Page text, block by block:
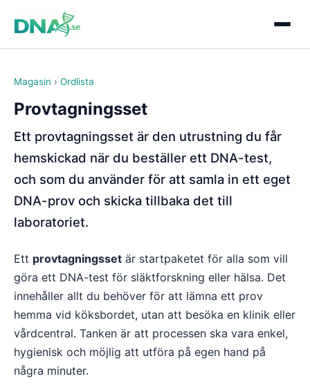
Magasin › Ordlista
Provtagningsset
Ett provtagningsset är den utrustning du får
hemskickad när du beställer ett DNA-test,
och som du använder för att samla in ett eget
DNA-prov och skicka tillbaka det till
laboratoriet.
Ett provtagningsset är startpaketet för alla som vill
göra ett DNA-test för släktforskning eller hälsa. Det
innehåller allt du behöver för att lämna ett prov
hemma vid köksbordet, utan att besöka en klinik eller
vårdcentral. Tanken är att processen ska vara enkel,
hygienisk och möjlig att utföra på egen hand på
några minuter.